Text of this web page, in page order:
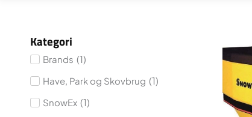
Kategori
Brands (1)
Have, Park og Skovbrug (1)
SnowEx (1)